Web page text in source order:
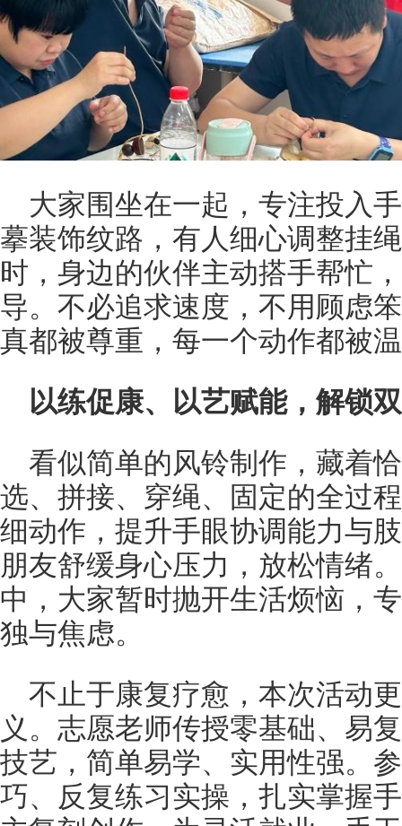
大家围坐在一起，专注投入
摹装饰纹路，有人细心调整挂
时，身边的伙伴主动搭手帮忙
导。不必追求速度，不用顾虑
真都被尊重，每一个动作都被
以练促康、以艺赋能，解锁
看似简单的风铃制作，藏着
选、拼接、穿绳、固定的全过
细动作，提升手眼协调能力与
朋友舒缓身心压力，放松情绪
中，大家暂时抛开生活烦恼，
独与焦虑。
不止于康复疗愈，本次活动
义。志愿老师传授零基础、易
技艺，简单易学、实用性强。
巧、反复练习实操，扎实掌握